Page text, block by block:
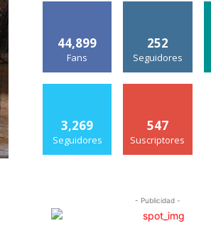
44,899
Fans
252
Seguidores
3,269
Seguidores
547
Suscriptores
- Publicidad -